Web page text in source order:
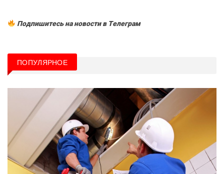
Подпишитесь на новости в Tелеграм
ПОПУЛЯРНОЕ